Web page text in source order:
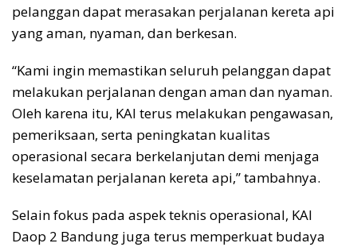
pelanggan dapat merasakan perjalanan kereta api
yang aman, nyaman, dan berkesan.
“Kami ingin memastikan seluruh pelanggan dapat
melakukan perjalanan dengan aman dan nyaman.
Oleh karena itu, KAI terus melakukan pengawasan,
pemeriksaan, serta peningkatan kualitas
operasional secara berkelanjutan demi menjaga
keselamatan perjalanan kereta api,” tambahnya.
Selain fokus pada aspek teknis operasional, KAI
Daop 2 Bandung juga terus memperkuat budaya